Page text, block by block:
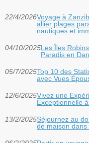
22/4/2026Voyage à
allier plages
nautiques et
04/10/2025Les Îles
Paradis en
05/7/2025Top 10 des
avec Vues
12/6/2025Vivez une
Exceptionnelle
13/2/2025Séjournez au
de maison dans